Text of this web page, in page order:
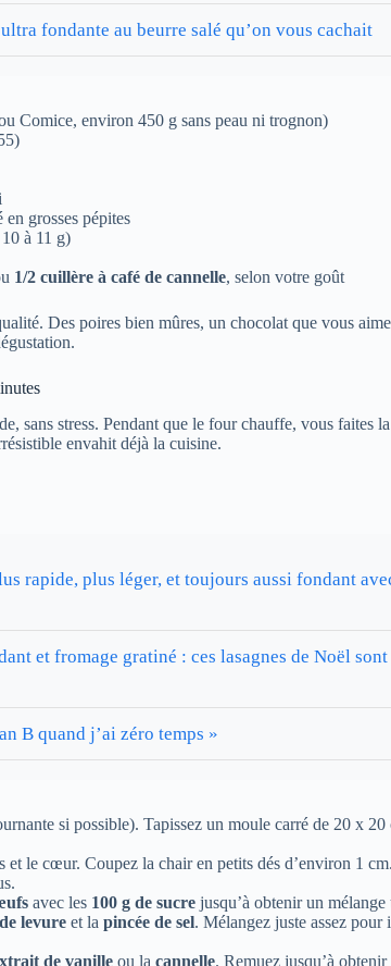
fondante au beurre salé qu’on vous cachait
Comice, environ 450 g sans peau ni trognon)
en grosses pépites
à 11 g)
1/2 cuillère à café de cannelle, selon votre goût
Des poires bien mûres, un chocolat que vous
sans stress. Pendant que le four chauffe, vous faites
envahit déjà la cuisine.
rapide, plus léger, et toujours aussi fondant
et fromage gratiné : ces lasagnes de Noël
B quand j’ai zéro temps »
si possible). Tapissez un moule carré de 20 x
et le cœur. Coupez la chair en petits dés d’environ 1
avec les 100 g de sucre jusqu’à obtenir un
levure et la pincée de sel. Mélangez juste assez
de vanille ou la cannelle. Remuez jusqu’à